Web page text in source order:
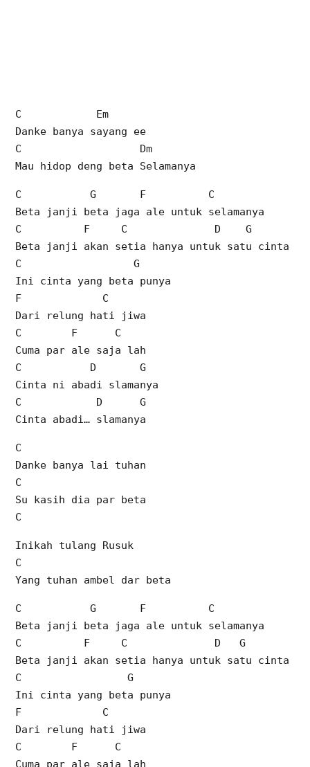
C Em
Danke banya sayang ee
C Dm
Mau hidop deng beta Selamanya
C G F C
Beta janji beta jaga ale untuk selamanya
C F C D G
Beta janji akan setia hanya untuk satu cinta
C G
Ini cinta yang beta punya
F C
Dari relung hati jiwa
C F C
Cuma par ale saja lah
C D G
Cinta ni abadi slamanya
C D G
Cinta abadi… slamanya
C
Danke banya lai tuhan
C
Su kasih dia par beta
C
Inikah tulang Rusuk
C
Yang tuhan ambel dar beta
C G F C
Beta janji beta jaga ale untuk selamanya
C F C D G
Beta janji akan setia hanya untuk satu cinta
C G
Ini cinta yang beta punya
F C
Dari relung hati jiwa
C F C
Cuma par ale saja lah